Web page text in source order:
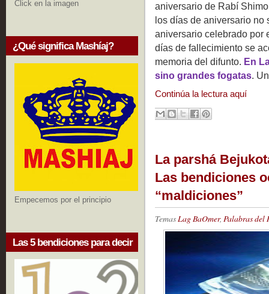
Click en la imagen
¿Qué significa Mashíaj?
Empecemos por el principio
Las 5 bendiciones para decir
aniversario de Rabí
los días de aniversario no
aniversario celebrado por
días de fallecimiento se
memoria del difunto. En
sino grandes fogatas .
Continúa la lectura aquí
La parshá
Las bendiciones
“maldiciones”
TemasLag BaOmer, Palabras del